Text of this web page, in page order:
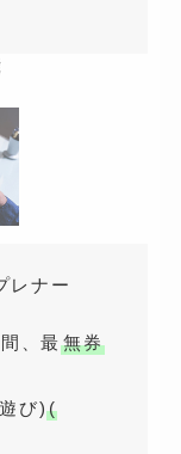
レナー
、最 無券
び)(